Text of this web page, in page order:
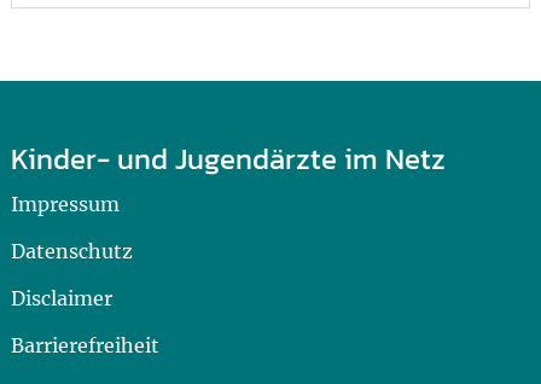
Kinder- und Jugendärzte im Netz
Impressum
Datenschutz
Disclaimer
Barrierefreiheit